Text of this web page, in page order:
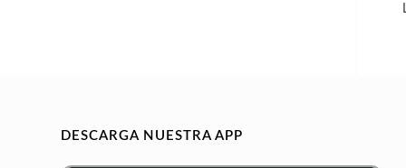
DESCARGA NUESTRA APP